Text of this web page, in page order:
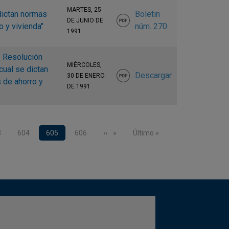
normas
y vivienda"
MARTES, 25
DE JUNIO DE
1991
Boletin
núm. 270
se dictan
ahorro y
MIÉRCOLES,
30 DE ENERO
DE 1991
Descargar
Page
604 Página actual
605 Page
606 Siguiente página
›› Última página
Último »